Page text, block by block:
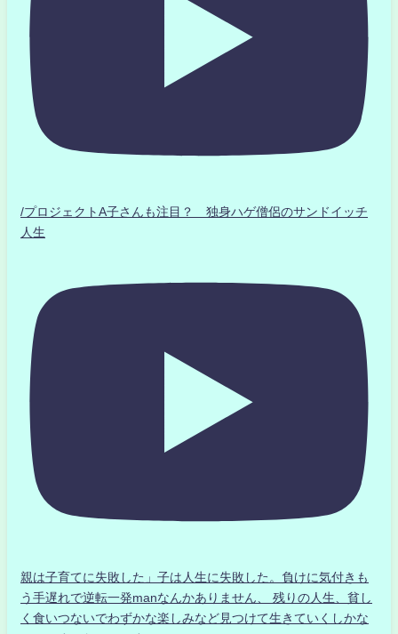
/プロジェクトA子さんも注目？ 独身ハゲ僧侶のサンドイッチ
人生
親は子育てに失敗した」子は人生に失敗した。負けに気付きも
う手遅れで逆転一発manなんかありません、 残りの人生、貧し
く食いつないでわずかな楽しみなど見つけて生きていくしかな